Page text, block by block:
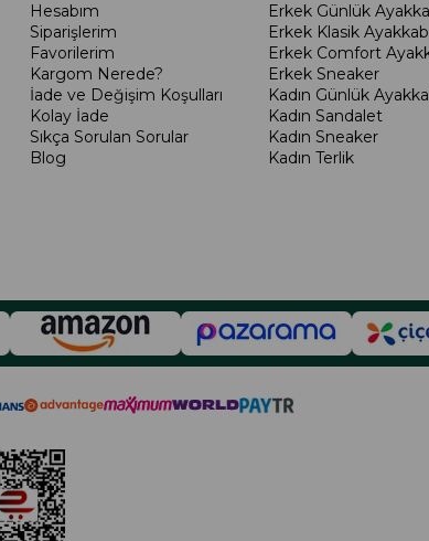
Hesabım
Siparişlerim
Favorilerim
Kargom Nerede?
İade ve Değişim Koşulları
Kolay İade
Sıkça Sorulan Sorular
Blog
Erkek Günlük
Erkek Klasik
Erkek Comfort
Erkek Sneaker
Kadın Günlük
Kadın Sandalet
Kadın Sneaker
Kadın Terlik